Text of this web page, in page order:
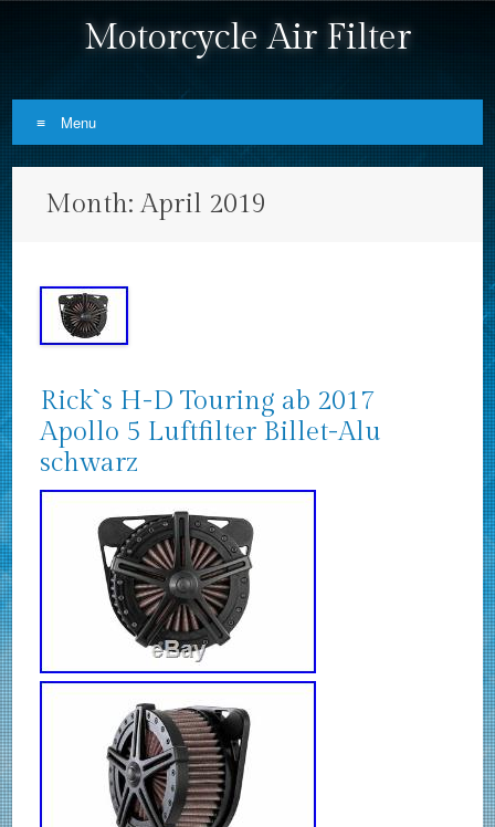
Motorcycle Air Filter
Menu
Month:April 2019
Rick`s H-D Touring ab 2017
Apollo 5 Luftfilter Billet-Alu
schwarz